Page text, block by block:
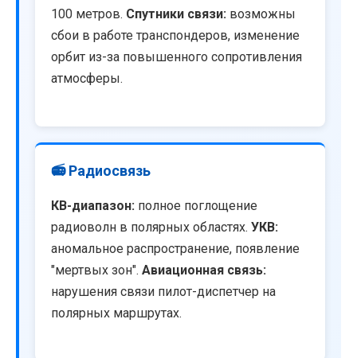
100 метров. Спутники связи: возможны
сбои в работе транспондеров, изменение
орбит из-за повышенного сопротивления
атмосферы.
📻 Радиосвязь
КВ-диапазон: полное поглощение
радиоволн в полярных областях. УКВ:
аномальное распространение, появление
"мертвых зон". Авиационная связь:
нарушения связи пилот-диспетчер на
полярных маршрутах.